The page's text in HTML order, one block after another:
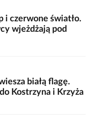
i czerwone światło.
wjeżdżają pod
białą flagę.
Kostrzyna i Krzyża